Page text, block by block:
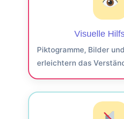
Visuelle
Piktogramme, Bilder
erleichtern das